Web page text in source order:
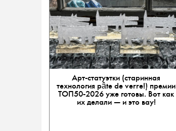
Арт-статуэтки (старинная
технология pâte de verre!) премии
ТОП50-2026 уже готовы. Вот как
их делали — и это вау!